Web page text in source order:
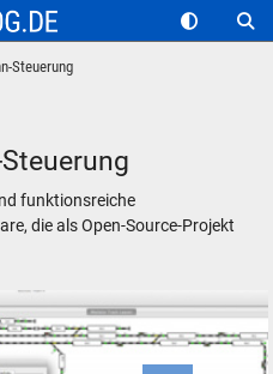
Steuerung
funktionsreiche
die als Open-Source-Projekt